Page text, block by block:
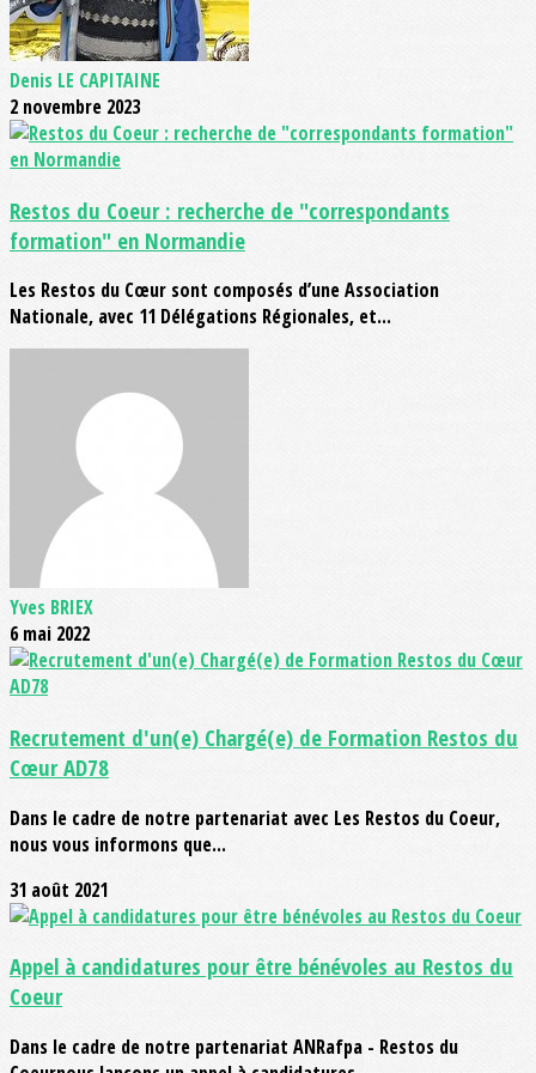
Denis LE CAPITAINE
2 novembre 2023
Restos du Coeur : recherche de "correspondants
formation" en Normandie
Les Restos du Cœur sont composés d’une Association
Nationale, avec 11 Délégations Régionales, et...
Yves BRIEX
6 mai 2022
Recrutement d'un(e) Chargé(e) de Formation Restos du
Cœur AD78
Dans le cadre de notre partenariat avec Les Restos du Coeur,
nous vous informons que...
31 août 2021
Appel à candidatures pour être bénévoles au Restos du
Coeur
Dans le cadre de notre partenariat ANRafpa - Restos du